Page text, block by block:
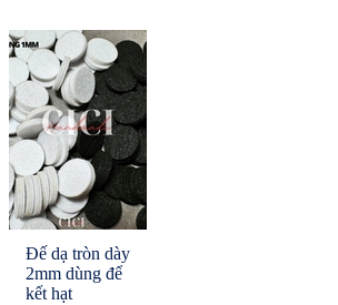
Đế dạ tròn dày
2mm dùng để
kết hạt